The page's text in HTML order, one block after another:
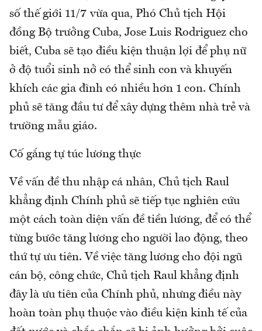
số thế giới 11/7 vừa qua, Phó Chủ tịch Hội
đồng Bộ trưởng Cuba, Jose Luis Rodriguez cho
biết, Cuba sẽ tạo điều kiện thuận lợi để phụ nữ
ở độ tuổi sinh nở có thể sinh con và khuyến
khích các gia đình có nhiều hơn 1 con. Chính
phủ sẽ tăng đầu tư để xây dựng thêm nhà trẻ và
trường mẫu giáo.
Cố gắng tự túc lương thực
Về vấn đề thu nhập cá nhân, Chủ tịch Raul
khẳng định Chính phủ sẽ tiếp tục nghiên cứu
một cách toàn diện vấn đề tiền lương, để có thể
từng bước tăng lương cho người lao động, theo
thứ tự ưu tiên. Về việc tăng lương cho đội ngũ
cán bộ, công chức, Chủ tịch Raul khẳng định
đây là ưu tiên của Chính phủ, nhưng điều này
hoàn toàn phụ thuộc vào điều kiện kinh tế của